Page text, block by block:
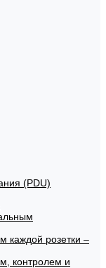
(PDU)
каждой розетки –
контролем и